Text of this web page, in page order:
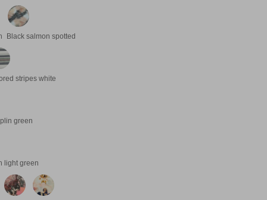
Black salmon spotted
stripes white
green
light green